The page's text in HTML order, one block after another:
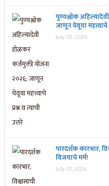
पुण्यश्लोक
जाणून घेवूया महत्त्वाचे
July 05, 2026
पारदर्शक कारभार,
विजयाचे मर्म!
July 01, 2026